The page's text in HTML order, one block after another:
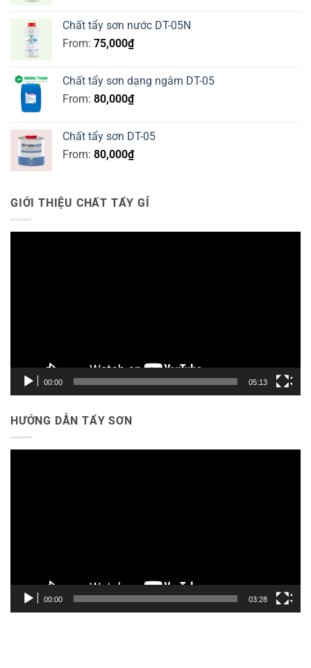
Chất tẩy sơn nước DT-05N
From: 75,000₫
Chất tẩy sơn dạng ngâm DT-05
From: 80,000₫
Chất tẩy sơn DT-05
From: 80,000₫
GIỚI THIỆU CHẤT TẨY GỈ
00:00 05:13
HƯỚNG DẪN TẨY SƠN
00:00 03:28